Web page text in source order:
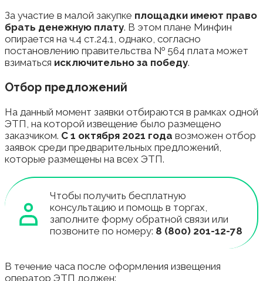
За участие в малой закупке площадки имеют право
брать денежную плату. В этом плане Минфин
опирается на ч.4 ст.24.1, однако, согласно
постановлению правительства № 564 плата может
взиматься исключительно за победу.
Отбор предложений
На данный момент заявки отбираются в рамках одной
ЭТП, на которой извещение было размещено
заказчиком. С 1 октября 2021 года возможен отбор
заявок среди предварительных предложений,
которые размещены на всех ЭТП.
Чтобы получить бесплатную
консультацию и помощь в торгах,
заполните форму обратной связи или
позвоните по номеру: 8 (800) 201-12-78
В течение часа после оформления извещения
оператор ЭТП должен: